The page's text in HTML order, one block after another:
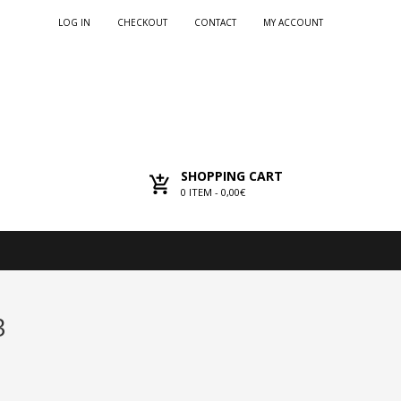
MY ACCOUNT
CONTACT
CHECKOUT
LOG IN
SHOPPING CART
0 ITEM - 0,00€